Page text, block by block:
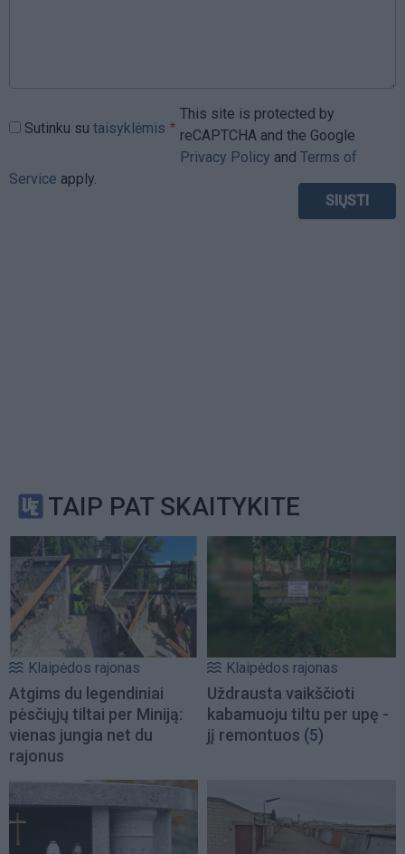
Sutinku su taisyklėmis
This site is protected by
reCAPTCHA and the Google
Privacy Policy and Terms of
Service apply.
TAIP PAT SKAITYKITE
Klaipėdos rajonas
Atgims du legendiniai
pėsčiųjų tiltai per Miniją:
vienas jungia net du
rajonus
Klaipėdos rajonas
Uždrausta vaikščioti
kabamuoju tiltu per upę -
jį remontuos (5)